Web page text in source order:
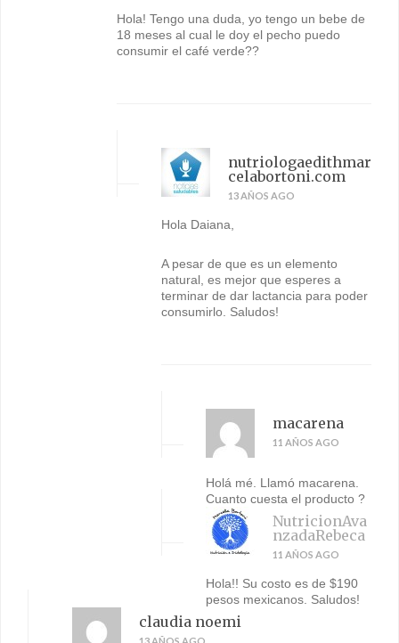
Hola! Tengo una duda, yo tengo un bebe de
18 meses al cual le doy el pecho puedo
consumir el café verde??
nutriologaedithmar
celabortoni.com
13 AÑOS AGO
Hola Daiana,
A pesar de que es un elemento
natural, es mejor que esperes a
terminar de dar lactancia para poder
consumirlo. Saludos!
macarena
11 AÑOS AGO
Holá mé. Llamó macarena.
Cuanto cuesta el producto ?
NutricionAva
nzadaRebeca
11 AÑOS AGO
Hola!! Su costo es de $190
pesos mexicanos. Saludos!
claudia noemi